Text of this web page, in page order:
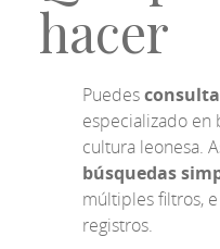
hacer
Puedes
especializado en
cultura leonesa.
búsquedas
múltiples filtros, e
registros.